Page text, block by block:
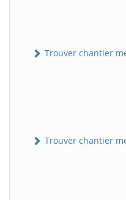
Trouver chantier
Trouver chantier